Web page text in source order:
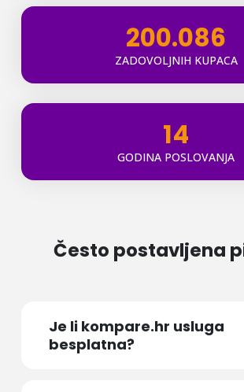
200.086
ZADOVOLJNIH KUPACA
14
GODINA POSLOVANJA
Često postavljena
Je li kompare.hr usluga
besplatna?